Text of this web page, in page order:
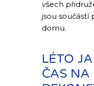
všech
jsou součástí
domu.
LÉTO
ČAS NA